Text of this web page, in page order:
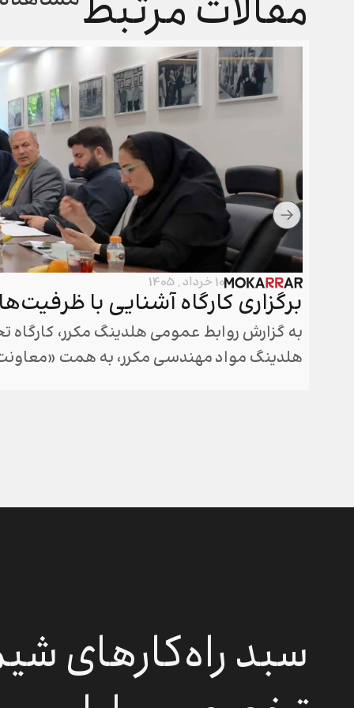
10 خرداد , 1405
برگزاری کارگاه آشنایی با
به گزارش روابط عمومی هلدینگ مکرر،
هلدینگ مواد مهندسی مکرر، به همت
سبد راه‌کارهای